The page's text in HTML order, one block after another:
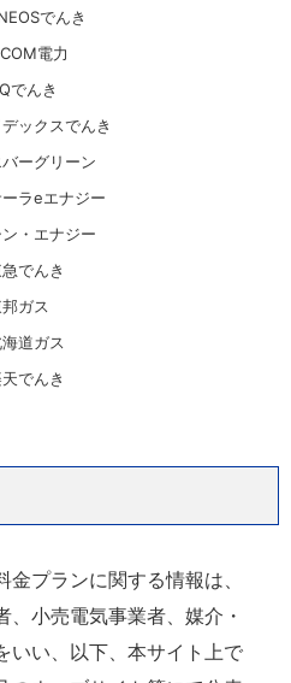
でんき
電力
でんき
ックスでんき
バーグリーン
ラeエナジー
ン・エナジー
でんき
ガス
道ガス
でんき
プランに関する情報は、
小売電気事業者、媒介・
いい、以下、本サイト上で